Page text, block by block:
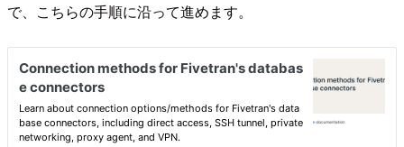
で、こちらの手順に沿って進めます。